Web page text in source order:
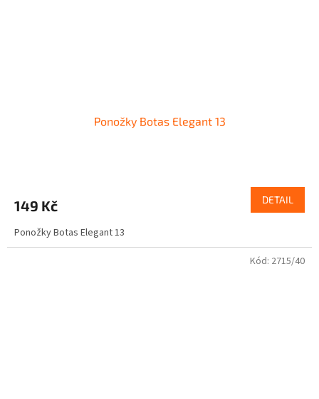
Ponožky Botas Elegant 13
149 Kč DETAIL
Ponožky Botas Elegant 13
Kód: 2715/40